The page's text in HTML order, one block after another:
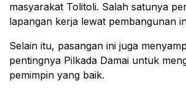
masyarakat Tolitoli. Salah satunya
lapangan kerja lewat pembangunan
Selain itu, pasangan ini juga
pentingnya Pilkada Damai untuk
pemimpin yang baik.